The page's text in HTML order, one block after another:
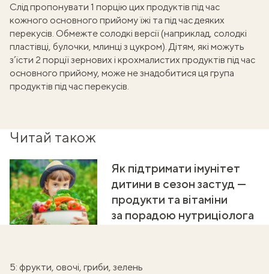
Слід пропонувати 1 порцію цих продуктів під час
кожного основного прийому їжі та під час деяких
перекусів. Обмежте солодкі версії (наприклад, солодкі
пластівці, булочки, млинці з цукром). Дітям, які можуть
з’їсти 2 порції зернових і крохмалистих продуктів під час
основного прийому, може не знадобитися ця група
продуктів під час перекусів.
Читай також
Як підтримати імунітет
дитини в сезон застуд —
продукти та вітаміни
за порадою нутриціолога
5: фрукти, овочі, гриби, зелень